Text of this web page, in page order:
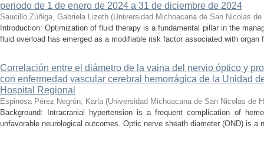
periodo de 1 de enero de 2024 a 31 de diciembre de 2024
Saucillo Zúñiga, Gabriela Lizeth (Universidad Michoacana de San Nicolas de
Introduction: Optimization of fluid therapy is a fundamental pillar in the
fluid overload has emerged as a modifiable risk factor associated with organ
Correlación entre el diámetro de la vaina del nervio óptico y
con enfermedad vascular cerebral hemorrágica de la Unidad
Hospital Regional
Espinosa Pérez Negrón, Karla (Universidad Michoacana de San Nicolas de
Background: Intracranial hypertension is a frequent complication of
unfavorable neurological outcomes. Optic nerve sheath diameter (OND) is a